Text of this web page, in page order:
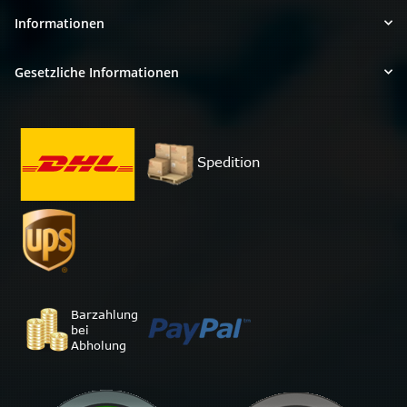
Informationen
Gesetzliche Informationen